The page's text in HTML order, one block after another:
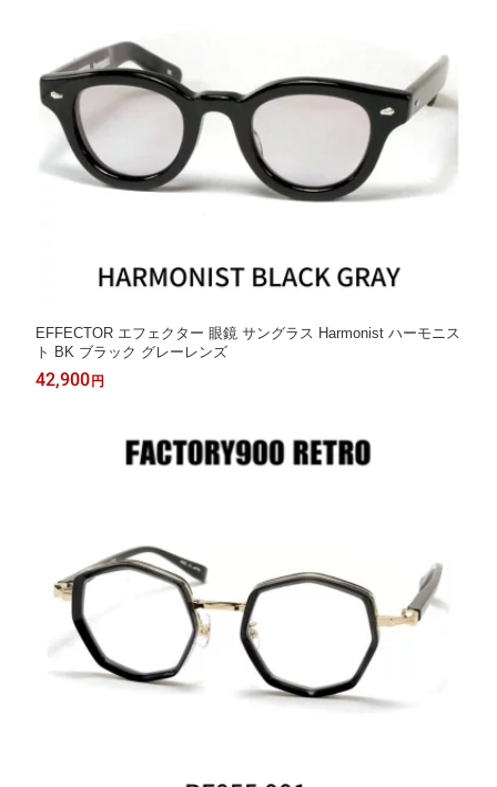
EFFECTOR エフェクター 眼鏡 サングラス Harmonist ハーモニス
ト BK ブラック グレーレンズ
42,900円